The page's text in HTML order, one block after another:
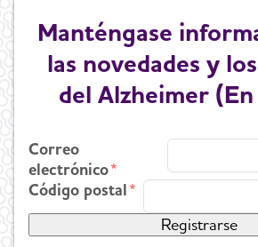
Manténgase
las novedades y
del Alzheimer
Correo
electrónico
Código postal